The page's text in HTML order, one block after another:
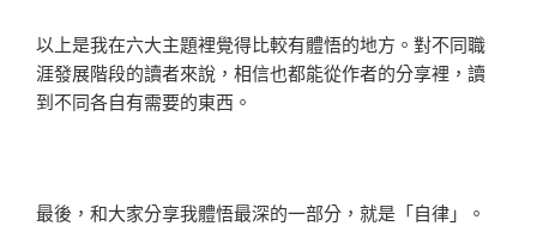
以上是我在六大主題裡覺得比較有體悟的地方。對不同職
涯發展階段的讀者來說，相信也都能從作者的分享裡，讀
到不同各自有需要的東西。
最後，和大家分享我體悟最深的一部分，就是「自律」。